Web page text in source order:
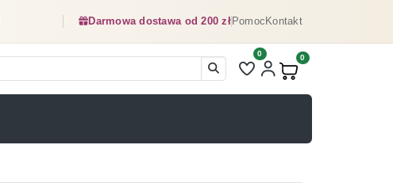
Darmowa dostawa od 200 złPomocKontakt
Liczba pozycji na liście
0
Produkty w koszyku:
0